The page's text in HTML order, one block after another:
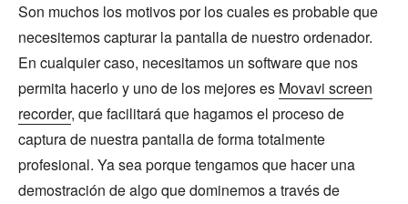
Son muchos los motivos por los cuales es probable que
necesitemos capturar la pantalla de nuestro ordenador.
En cualquier caso, necesitamos un software que nos
permita hacerlo y uno de los mejores es Movavi screen
recorder, que facilitará que hagamos el proceso de
captura de nuestra pantalla de forma totalmente
profesional. Ya sea porque tengamos que hacer una
demostración de algo que dominemos a través de